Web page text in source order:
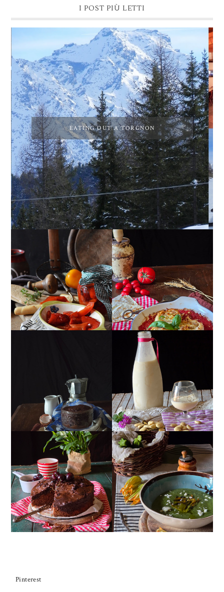
I POST PIÙ LETTI
EATING OUT A TORGNON
PEPERONI ALLA
PIEMONTESE
GIRANDOLE DI
RICOTTA
MUG CAKE AL
CIOCCOLATO
MANDORLITO
TORTA DOPPIO
CIOCCOLATO E
CILIEGIE
CREMA ESTIVA DI
ZUCCHINE CON FIORI E
FETA
Pinterest